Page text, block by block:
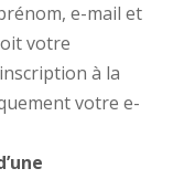
e-mail et
votre
à la
votre e-